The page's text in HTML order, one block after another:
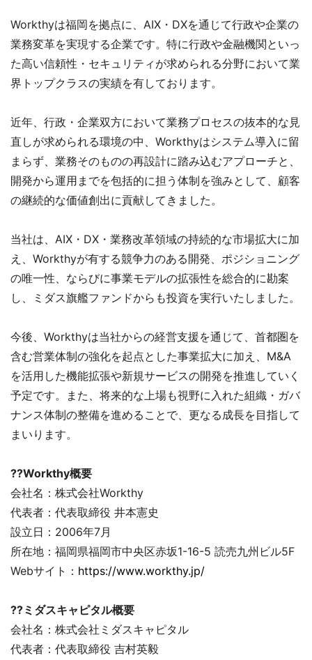
Workthyは福岡を拠点に、AIX・DXを通じて行政や企業の
業務変革を実現する企業です。特に行政や金融機関といっ
た高い信頼性・セキュリティが求められる分野において業
界トップクラスの実績を有しております。
近年、行政・企業双方において業務プロセスの抜本的な見
直しが求められる環境の中、Workthyはシステム導入に留
まらず、業務そのものの再設計に踏み込むアプローチと、
開発から運用までを包括的に担う体制を強みとして、顧客
の継続的な価値創出に貢献してきました。
当社は、AIX・DX・業務改革領域の持続的な市場拡大に加
え、Workthyが有する競争力のある開発、ポジショニング
の唯一性、ならびに事業モデルの拡張性を総合的に勘案
し、ミダス旗艦ファンドからも投資を実行いたしました。
今後、Workthyは当社からの経営支援を通じて、首都圏を
含む営業体制の強化を起点とした事業拡大に加え、M&A
を活用した機能拡張や新規サービスの開発を推進していく
予定です。また、将来的な上場も視野に入れた組織・ガバ
ナンス体制の整備を進めることで、更なる成長を目指して
まいります。
??Workthy概要
会社名：株式会社Workthy
代表者：代表取締役 井本憲史
設立日：2006年7月
所在地：福岡県福岡市中央区赤坂1-16-5 読売九州ビル5F
Webサイト： https://www.workthy.jp/
??ミダスキャピタル概要
会社名：株式会社ミダスキャピタル
代表者：代表取締役 吉村英毅